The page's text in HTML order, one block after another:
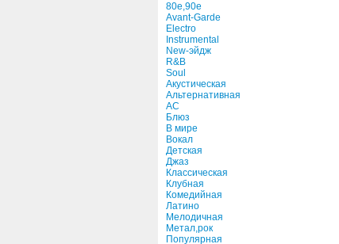
80e,90e
Avant-Garde
Electro
Instrumental
New-эйдж
R&B
Soul
Акустическая
Альтернативная
АС
Блюз
В мире
Вокал
Детская
Джаз
Классическая
Клубная
Комедийная
Латино
Мелодичная
Метал,рок
Популярная